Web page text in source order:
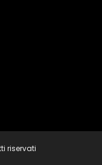
riservati